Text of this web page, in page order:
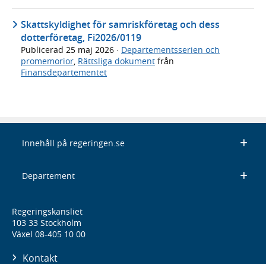
Skattskyldighet för samriskföretag och dess
dotterföretag, Fi2026/0119
Publicerad 25 maj 2026 · Departementsserien och
promemorior, Rättsliga dokument från
Finansdepartementet
Innehåll på regeringen.se
Departement
Regeringskansliet
103 33 Stockholm
Växel 08-405 10 00
Kontakt